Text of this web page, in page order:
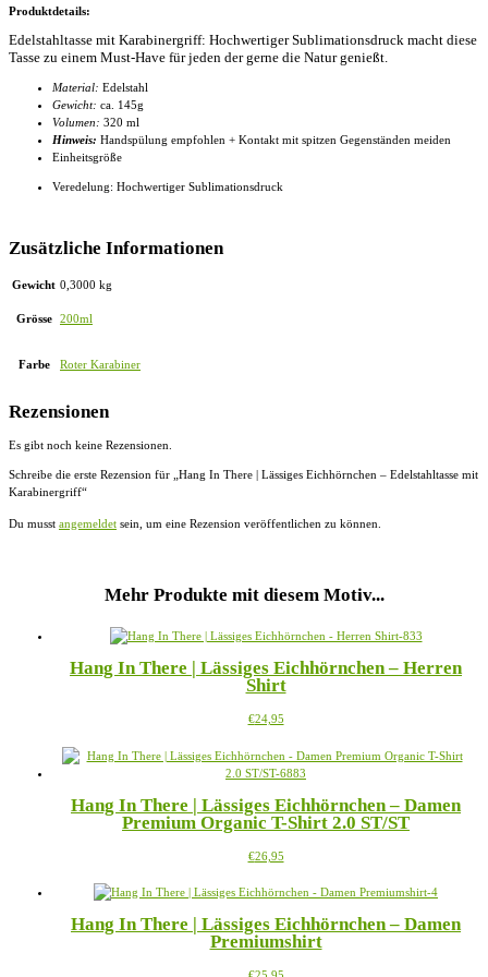
Produktdetails:
Edelstahltasse mit Karabinergriff: Hochwertiger Sublimationsdruck macht diese
Tasse zu einem Must-Have für jeden der gerne die Natur genießt.
Material: Edelstahl
Gewicht: ca. 145g
Volumen: 320 ml
Hinweis: Handspülung empfohlen + Kontakt mit spitzen Gegenständen meiden
Einheitsgröße
Veredelung: Hochwertiger Sublimationsdruck
Zusätzliche Informationen
Gewicht 0,3000 kg
Grösse 200ml
Farbe Roter Karabiner
Rezensionen
Es gibt noch keine Rezensionen.
Schreibe die erste Rezension für „Hang In There | Lässiges Eichhörnchen – Edelstahltasse mit
Karabinergriff“
Du musst angemeldet sein, um eine Rezension veröffentlichen zu können.
Mehr Produkte mit diesem Motiv...
Hang In There | Lässiges Eichhörnchen – Herren
Shirt
€24,95Dieses
weist
mehrere
auf.
Die
können
der
gewählt
werden
Hang In There | Lässiges Eichhörnchen – Damen
Premium Organic T-Shirt 2.0 ST/ST
€26,95Dieses
weist
Varianten
auf.
Hang In There | Lässiges Eichhörnchen – Damen
Premiumshirt
Dieses